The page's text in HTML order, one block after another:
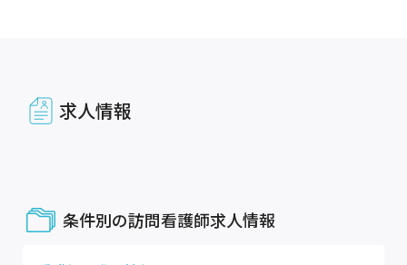
求人情報
条件別の訪問看護師求人情報